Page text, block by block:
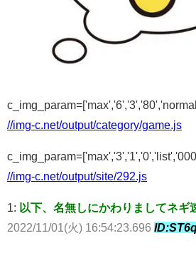
//img-c.net/output/category/game.js
//img-c.net/output/site/292.js
1: 以下、名無しにかわりましてネギ
2022/11/01(火) 16:54:23.696